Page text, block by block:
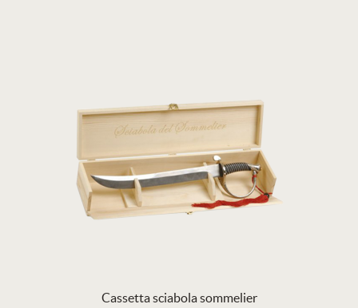
Cassetta sciabola sommelier